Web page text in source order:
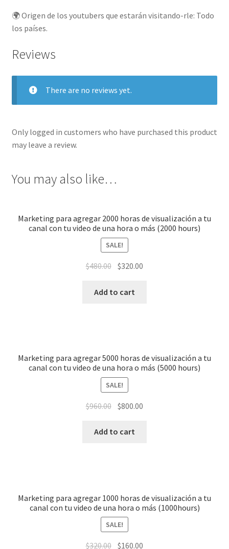
🌍 Origen de los youtubers que estarán visitando-rle: Todo
los países.
Reviews
There are no reviews yet.
Only logged in customers who have purchased this product
may leave a review.
You may also like…
Marketing para agregar 2000 horas de visualización a tu
canal con tu video de una hora o más (2000 hours)
SALE!
$480.00 $320.00
Add to cart
Marketing para agregar 5000 horas de visualización a tu
canal con tu video de una hora o más (5000 hours)
SALE!
$960.00 $800.00
Add to cart
Marketing para agregar 1000 horas de visualización a tu
canal con tu video de una hora o más (1000hours)
SALE!
$320.00 $160.00